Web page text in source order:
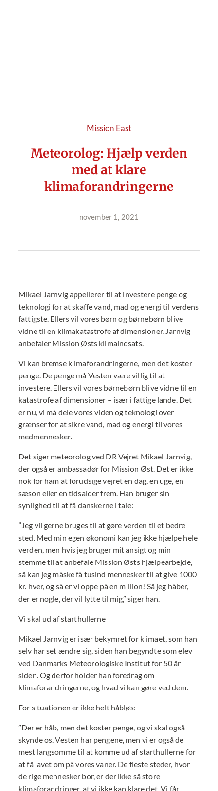
Mission East
Meteorolog: Hjælp verden
med at klare
klimaforandringerne
november 1, 2021
Mikael Jarnvig appellerer til at investere penge og
teknologi for at skaffe vand, mad og energi til verdens
fattigste. Ellers vil vores børn og børnebørn blive
vidne til en klimakatastrofe af dimensioner. Jarnvig
anbefaler Mission Østs klimaindsats.
Vi kan bremse klimaforandringerne, men det koster
penge. De penge må Vesten være villig til at
investere. Ellers vil vores børnebørn blive vidne til en
katastrofe af dimensioner – især i fattige lande. Det
er nu, vi må dele vores viden og teknologi over
grænser for at sikre vand, mad og energi til vores
medmennesker.
Det siger meteorolog ved DR Vejret Mikael Jarnvig,
der også er ambassadør for Mission Øst. Det er ikke
nok for ham at forudsige vejret en dag, en uge, en
sæson eller en tidsalder frem. Han bruger sin
synlighed til at få danskerne i tale:
”Jeg vil gerne bruges til at gøre verden til et bedre
sted. Med min egen økonomi kan jeg ikke hjælpe hele
verden, men hvis jeg bruger mit ansigt og min
stemme til at anbefale Mission Østs hjælpearbejde,
så kan jeg måske få tusind mennesker til at give 1000
kr. hver, og så er vi oppe på en million! Så jeg håber,
der er nogle, der vil lytte til mig,” siger han.
Vi skal ud af starthullerne
Mikael Jarnvig er især bekymret for klimaet, som han
selv har set ændre sig, siden han begyndte som elev
ved Danmarks Meteorologiske Institut for 50 år
siden. Og derfor holder han foredrag om
klimaforandringerne, og hvad vi kan gøre ved dem.
For situationen er ikke helt håbløs:
”Der er håb, men det koster penge, og vi skal også
skynde os. Vesten har pengene, men vi er også de
mest langsomme til at komme ud af starthullerne for
at få lavet om på vores vaner. De fleste steder, hvor
de rige mennesker bor, er der ikke så store
klimaforandringer, at vi ikke kan klare det. Vi får